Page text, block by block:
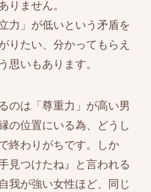
りません。
力」が低いという矛盾を
りたい、分かってもらえ
思いもあります。
のは「尊重力」が高い男
の位置にいる為、どうし
終わりがちです。しか
見つけたね』と言われる
我が強い女性ほど、同じ